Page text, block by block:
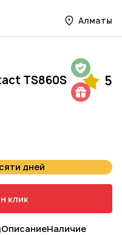
Алматы
TS860S 5
дней
клик
ОписаниеНаличие